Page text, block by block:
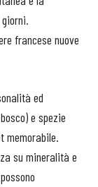
francese nuove
ed
e spezie
memorabile.
su mineralità e